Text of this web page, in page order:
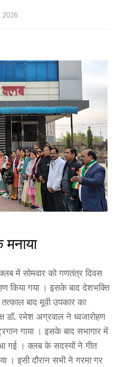
2026
मनाया
में सोमवार को गणतंत्र दिवस
किया गया । इसके बाद देशभक्ति
बाद मूवी उपकार का
डॉ. रमेश अग्रवाल ने ध्वजारोहण
गाया । इसके बाद सभागार में
आ गई । क्लब के सदस्यों ने गीत
। इसी दौरान सभी ने गरमा गर